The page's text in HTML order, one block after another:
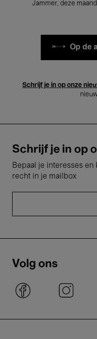
Jammer, deze
Op de
Schrijf je in op onze
Schrijf je in op
Bepaal je interesses en
recht in je mailbox
Volg ons